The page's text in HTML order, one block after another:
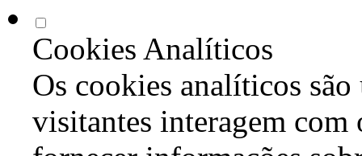
Cookies Analíticos
Os cookies analíticos são
visitantes interagem com